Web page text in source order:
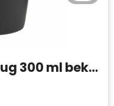
Hyco RCS Recycled Mug 300 ml beker